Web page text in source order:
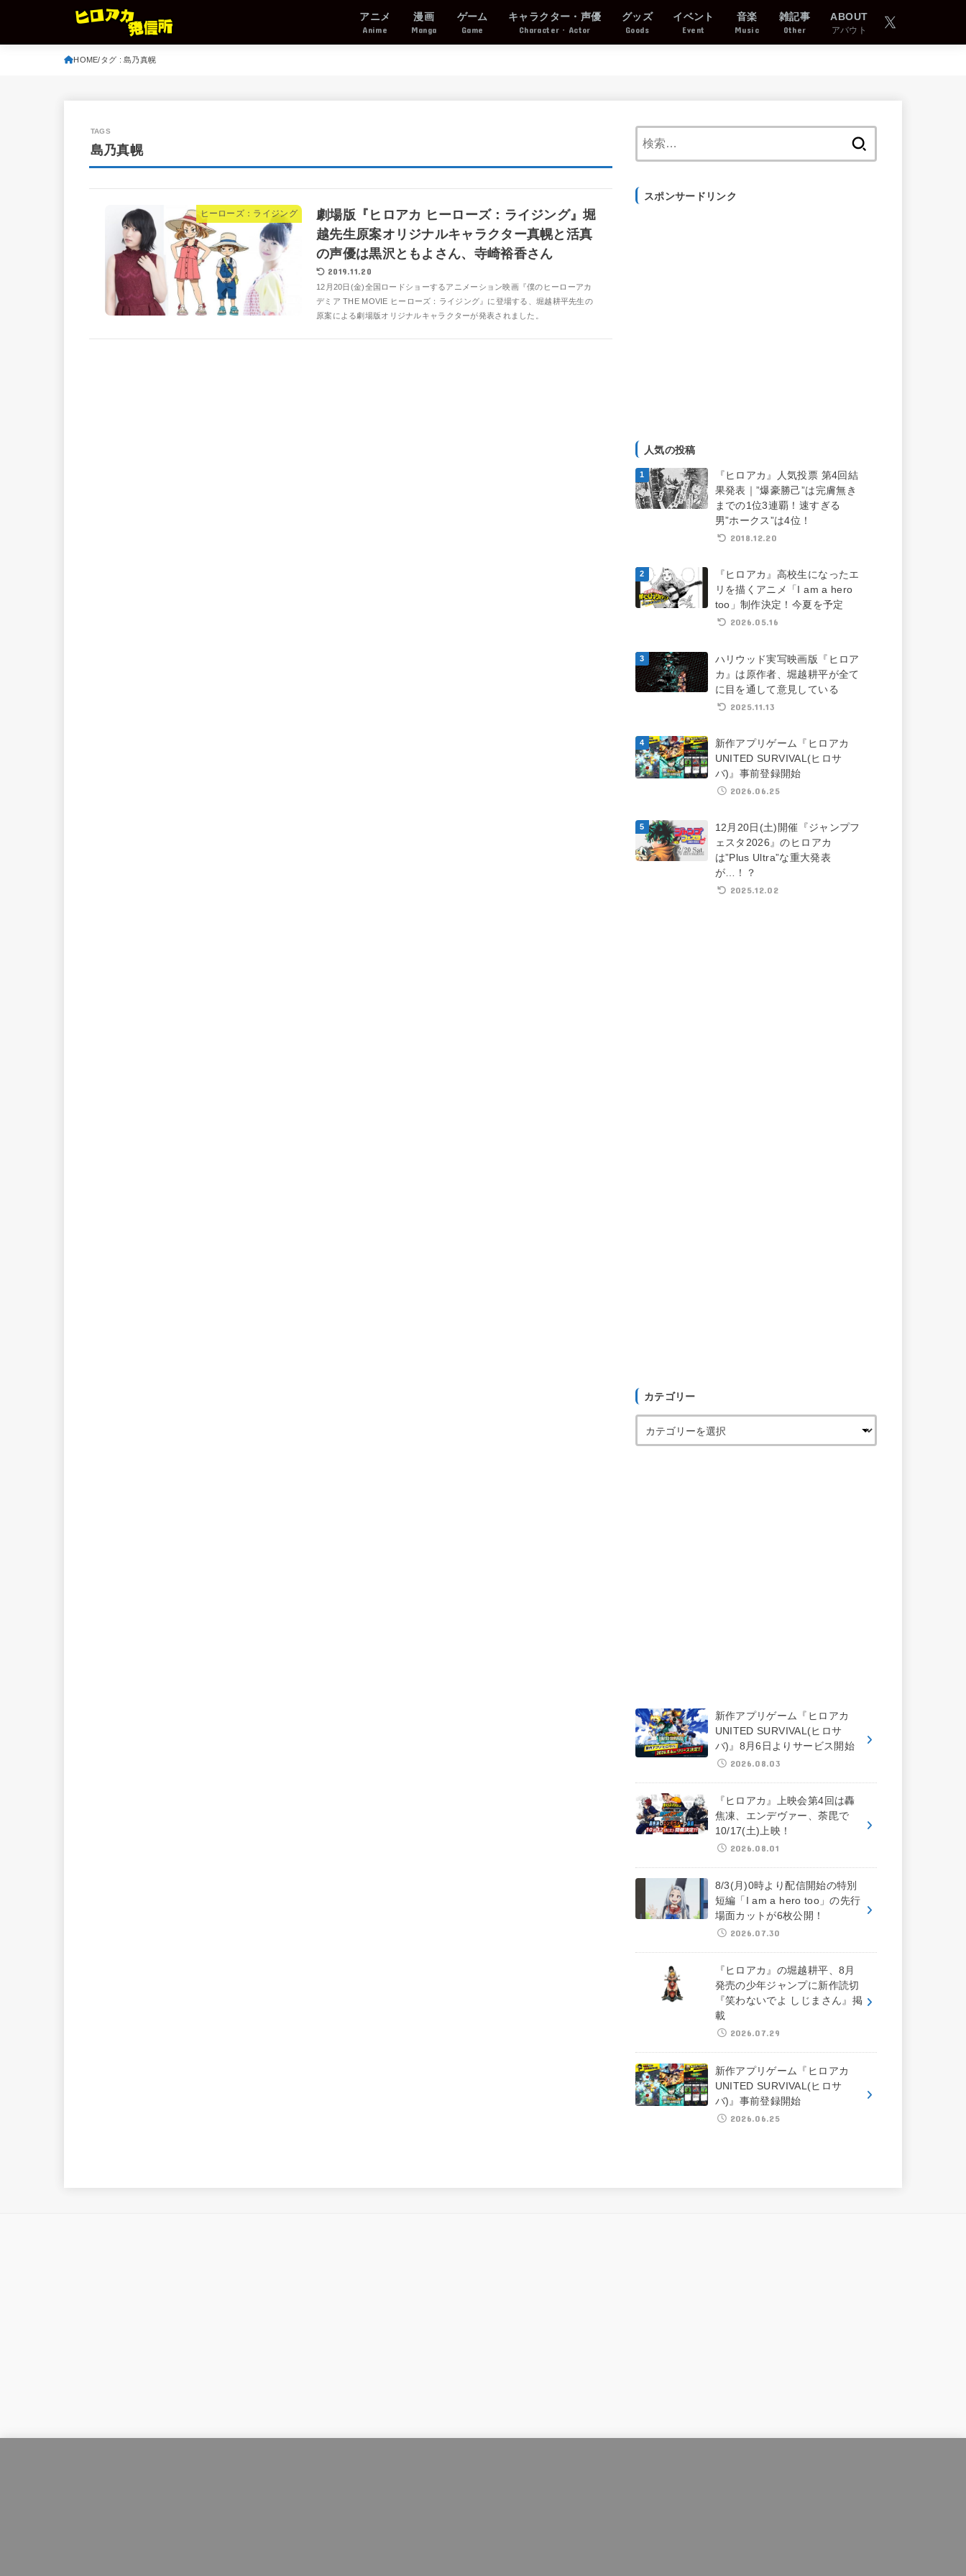
アニメ
Anime
漫画
Manga
ゲーム
Game
キャラクター・声優
Character・Actor
グッズ
Goods
イベント
Event
音楽
Music
雑記事
Other
ABOUT
アバウト
HOME タグ : 島乃真幌
島乃真幌
ヒーローズ：ライジング
劇場版『ヒロアカ ヒーローズ：ライジング』堀
越先生原案オリジナルキャラクター真幌と活真
の声優は黒沢ともよさん、寺崎裕香さん
2019.11.20
12月20日(金)全国ロードショーするアニメーション映画『僕のヒーローアカ
デミア THE MOVIE ヒーローズ：ライジング』に登場する、堀越耕平先生の
原案による劇場版オリジナルキャラクターが発表されました。
スポンサードリンク
人気の投稿
『ヒロアカ』人気投票 第4回結
果発表｜”爆豪勝己”は完膚無き
までの1位3連覇！速すぎる
男”ホークス”は4位！
2018.12.20
『ヒロアカ』高校生になったエ
リを描くアニメ「I am a hero
too」制作決定！今夏を予定
2026.05.16
ハリウッド実写映画版『ヒロア
カ』は原作者、堀越耕平が全て
に目を通して意見している
2025.11.13
新作アプリゲーム『ヒロアカ
UNITED SURVIVAL(ヒロサ
バ)』事前登録開始
2026.06.25
12月20日(土)開催『ジャンプフ
ェスタ2026』のヒロアカ
は”Plus Ultra”な重大発表
が…！？
2025.12.02
カテゴリー
新作アプリゲーム『ヒロアカ
UNITED SURVIVAL(ヒロサ
バ)』8月6日よりサービス開始
2026.08.03
『ヒロアカ』上映会第4回は轟
焦凍、エンデヴァー、荼毘で
10/17(土)上映！
2026.08.01
8/3(月)0時より配信開始の特別
短編「I am a hero too」の先行
場面カットが6枚公開！
2026.07.30
『ヒロアカ』の堀越耕平、8月
発売の少年ジャンプに新作読切
『笑わないでよ しじまさん』掲
載
2026.07.29
新作アプリゲーム『ヒロアカ
UNITED SURVIVAL(ヒロサ
バ)』事前登録開始
2026.06.25